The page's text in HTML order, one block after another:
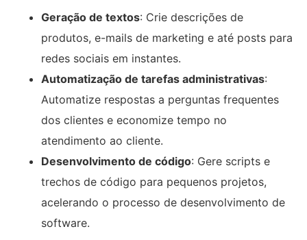
Geração de textos: Crie descrições de
produtos, e-mails de marketing e até posts para
redes sociais em instantes.
Automatização de tarefas administrativas:
Automatize respostas a perguntas frequentes
dos clientes e economize tempo no
atendimento ao cliente.
Desenvolvimento de código: Gere scripts e
trechos de código para pequenos projetos,
acelerando o processo de desenvolvimento de
software.